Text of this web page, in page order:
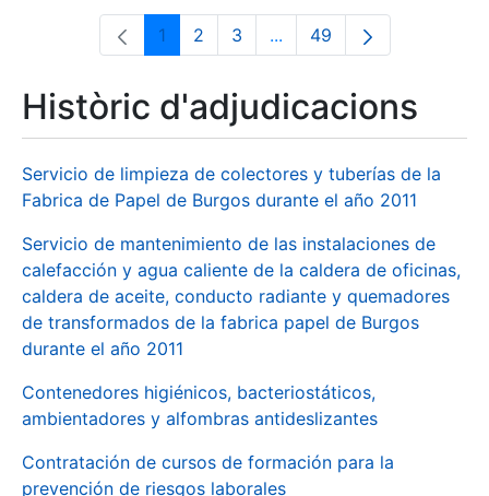
Pàgina
1 Pàgina
2 Pàgina
3 ...Pàgines intermèdies
Pàgina
49
Històric d'adjudicacions
Servicio de limpieza de colectores y tuberías de la
Fabrica de Papel de Burgos durante el año 2011
Servicio de mantenimiento de las instalaciones de
calefacción y agua caliente de la caldera de oficinas,
caldera de aceite, conducto radiante y quemadores
de transformados de la fabrica papel de Burgos
durante el año 2011
Contenedores higiénicos, bacteriostáticos,
ambientadores y alfombras antideslizantes
Contratación de cursos de formación para la
prevención de riesgos laborales